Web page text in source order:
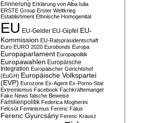
Erinnerung Erklärung von Alba Iulia
ERSTE Group Erster Weltkrieg
Establishment Ethnische Homogenität
EU EU-Gelder EU-Gipfel EU-
Kommission EU-Ratspräsidentschaft
Euro EURO 2020 Eurobonds Europa
Europaparlament Europapolitik
Europawahlen Europäische
Integration Europäischer Gerichtshof
(EuGH) Europäische Volkspartei
(EVP) Eurozone Ex-Agent Ex-Porno-Star
Extremismus Facebook Fachkräftemangel
Fake News falsche Beweise
Familienpolitik Federica Mogherini
Felcsút Feminismus Ferenc Falus
Ferenc Gyurcsány Ferenc Krausz